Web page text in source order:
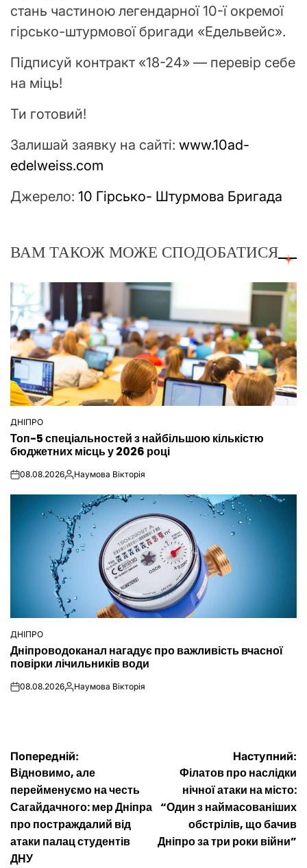
стань частиною легендарної 10-ї окремої
гірсько-штурмової бригади «Едельвейс».
Підписуй контракт «18-24» — перевір себе
на міць!
Ти готовий!
Залишай заявку на сайті: www.10ad-
edelweiss.com
Джерело: 10 Гірсько- Штурмова Бригада
ВАМ ТАКОЖ МОЖЕ СПОДОБАТИСЯ
ОПУБЛІКУВАТИ
ДНІПРО
Топ-5 спеціальностей з найбільшою кількістю
бюджетних місць у 2026 році
on08.08.2026Опубліковано
Наумова Вікторія
ОПУБЛІКУВАТИ
У
ДНІПРО
Дніпроводоканал нагадує про важливість вчасної
повірки лічильників води
on08.08.2026Опубліковано
Наумова Вікторія
Навігація
записів
Попередній:
Відновимо, але
перейменуємо на честь
Сагайдачного: мер Дніпра
про постраждалий від
атаки палац студентів
ДНУ
Наступний:
Філатов про наслідки
нічної атаки на місто:
“Один з наймасованіших
обстрілів, що бачив
Дніпро за три роки війни”